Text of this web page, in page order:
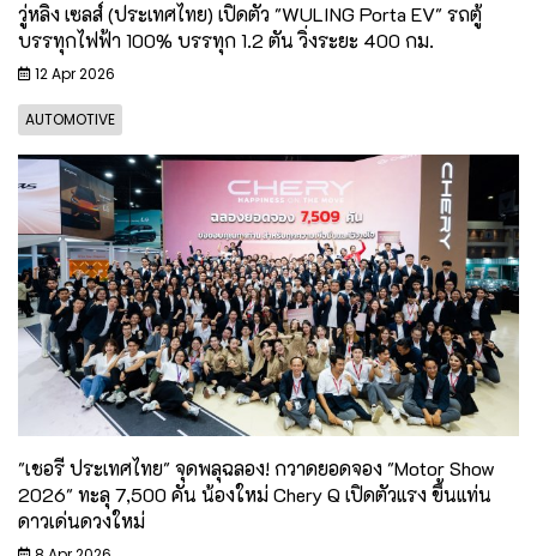
วู่หลิง เซลส์ (ประเทศไทย) เปิดตัว "WULING Porta EV" รถตู้
บรรทุกไฟฟ้า 100% บรรทุก 1.2 ตัน วิ่งระยะ 400 กม.
12 Apr 2026
AUTOMOTIVE
"เชอรี ประเทศไทย" จุดพลุฉลอง! กวาดยอดจอง "Motor Show
2026" ทะลุ 7,500 คัน น้องใหม่ Chery Q เปิดตัวแรง ขึ้นแท่น
ดาวเด่นดวงใหม่